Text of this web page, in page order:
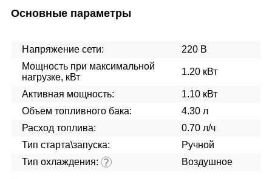
Основные параметры
Напряжение сети:
220 В
Мощность при максимальной
нагрузке, кВт
1.20 кВт
Активная мощность:
1.10 кВт
Объем топливного бака:
4.30 л
Расход топлива:
0.70 л/ч
Тип старта\запуска:
Ручной
Тип охлаждения: ? Воздушное